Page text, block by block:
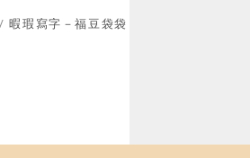
/暇瑕寫字－福豆袋袋